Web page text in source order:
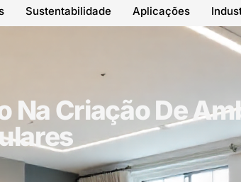
Sustentabilidade Aplicações
Na Criação De